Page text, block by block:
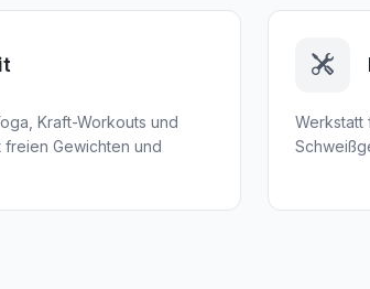
Kraft-Workouts und
freien Gewichten und
Werkstatt